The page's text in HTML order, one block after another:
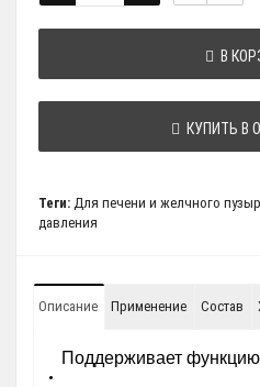
В
КУПИТЬ В
Теги: Для печени и желчного
давления
Описание Применение Состав
Поддерживает функцию